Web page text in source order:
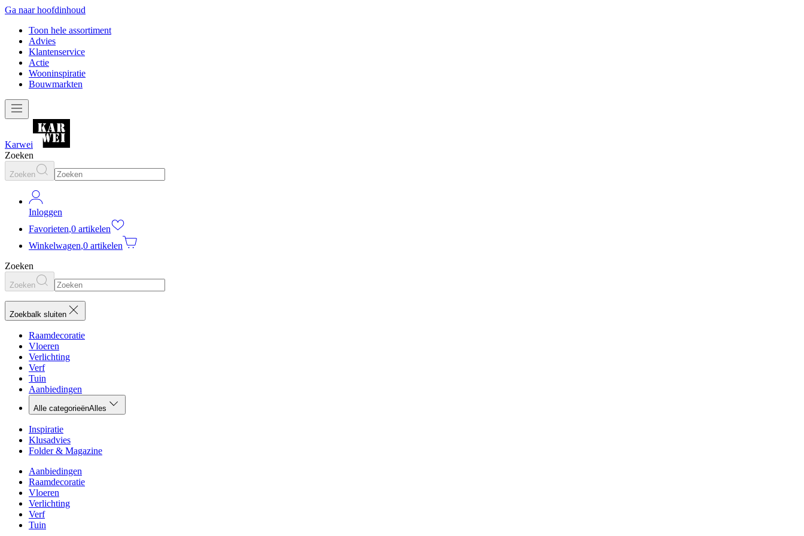
Ga naar hoofdinhoud
Toon hele assortiment
Advies
Klantenservice
Actie
Wooninspiratie
Bouwmarkten
Karwei
Zoeken
Zoeken
Inloggen
Favorieten,0 artikelen
Winkelwagen,0 artikelen
Zoeken
Zoeken
Zoekbalk sluiten
Raamdecoratie
Vloeren
Verlichting
Verf
Tuin
Aanbiedingen
Alle categorieënAlles
Inspiratie
Klusadvies
Folder & Magazine
Aanbiedingen
Raamdecoratie
Vloeren
Verlichting
Verf
Tuin